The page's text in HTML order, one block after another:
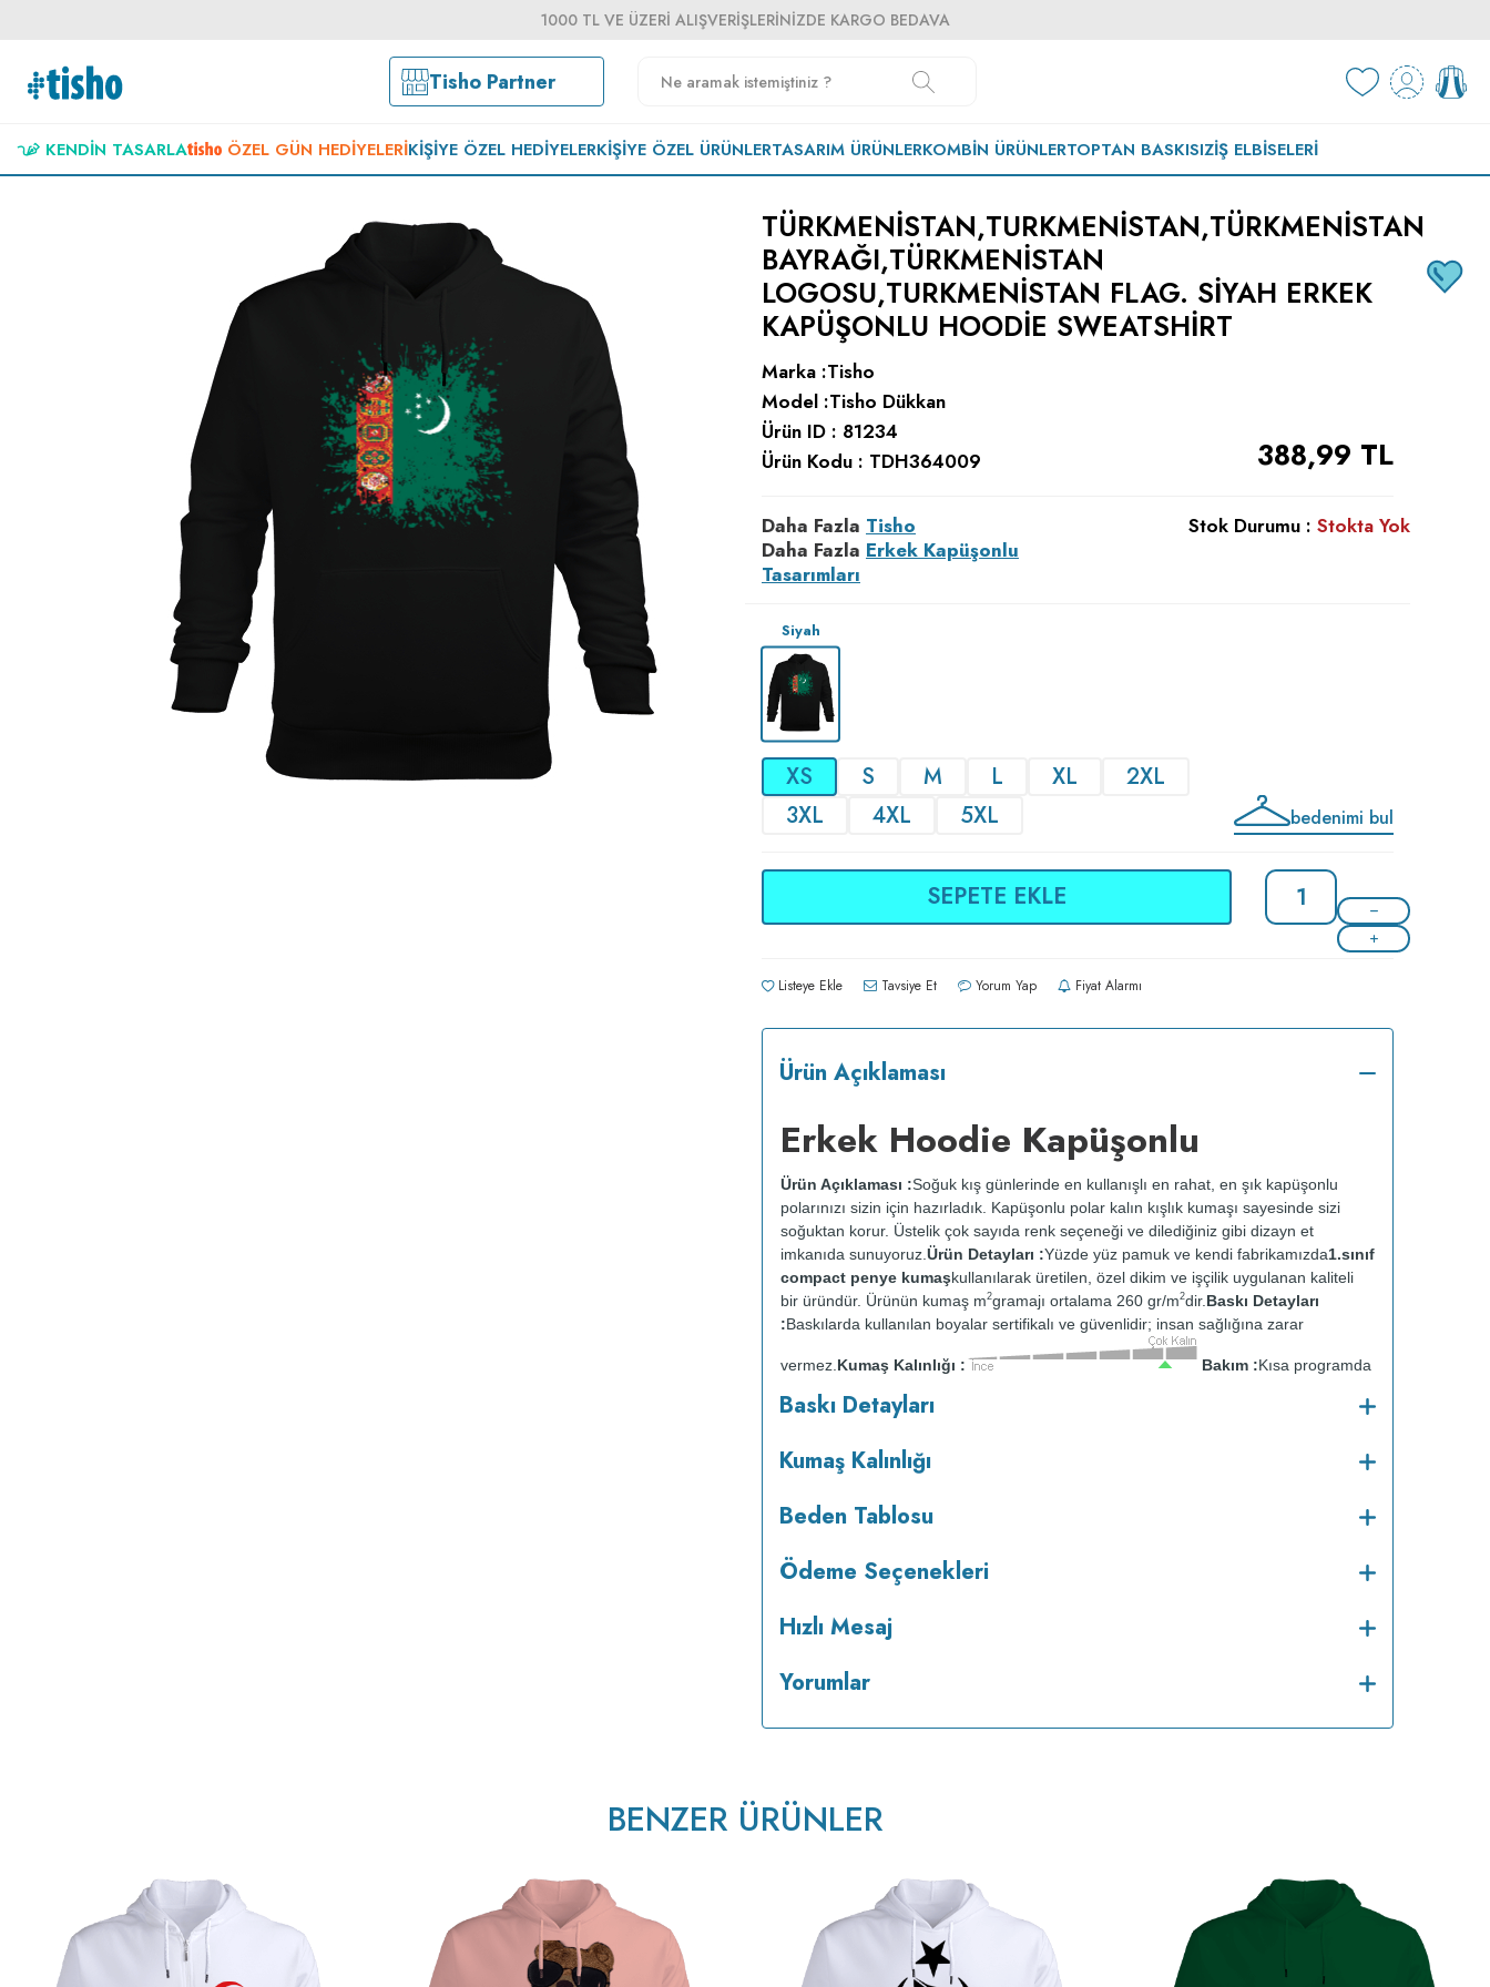
1000 TL VE ÜZERI ALIŞVERIŞLERINIZDE KARGO BEDAVA
Tisho Partner
KENDIN TASARLA ÖZEL GÜN HEDIYELERIKIŞIYE ÖZEL HEDIYELERKIŞIYE ÖZEL ÜRÜNLERTASARIM ÜRÜNLERKOMBIN ÜRÜNLERTOPTAN BASKISIZİŞ ELBISELERI
TÜRKMENISTAN,TURKMENISTAN,TÜRKMENISTAN
BAYRAĞI,TÜRKMENISTAN
LOGOSU,TURKMENISTAN FLAG. SIYAH ERKEK
KAPÜŞONLU HOODIE SWEATSHIRT
Marka :Tisho
Model :Tisho Dükkan
Ürün ID : 81234
Ürün Kodu : TDH364009 388,99 TL
Daha Fazla Tisho
Daha Fazla Erkek Kapüşonlu
Tasarımları
Stok Durumu : Stokta Yok
Siyah
XS S M L XL
2XL
3XL
4XL 5XL bedenimi bul
SEPETE EKLE
Listeye Ekle Tavsiye Et Yorum Yap Fiyat Alarmı
Ürün Açıklaması
Erkek Hoodie Kapüşonlu
Ürün Açıklaması :Soğuk kış günlerinde en kullanışlı en rahat, en şık kapüşonlu
polarınızı sizin için hazırladık. Kapüşonlu polar kalın kışlık kumaşı sayesinde sizi
soğuktan korur. Üstelik çok sayıda renk seçeneği ve dilediğiniz gibi dizayn et
imkanıda sunuyoruz. Ürün Detayları :Yüzde yüz pamuk ve kendi fabrikamızda1.sınıf
compact penye kumaşkullanılarak üretilen, özel dikim ve işçilik uygulanan kaliteli
bir üründür. Ürünün kumaş m2gramajı ortalama 260 gr/m2dir. Baskı Detayları
:Baskılarda kullanılan boyalar sertifikalı ve güvenlidir; insan sağlığına zarar
vermez. Kumaş Kalınlığı : Bakım :Kısa programda
makinesinde kurutulmaz.
Baskı Detayları
Kumaş Kalınlığı
Beden Tablosu
Ödeme Seçenekleri
Hızlı Mesaj
Yorumlar
BENZER ÜRÜNLER